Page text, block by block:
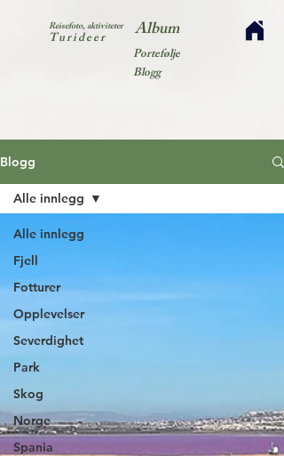
Reisefoto, aktiviteter
Turideer Album
Portefølje
Blogg
Blogg
Alle innlegg
Fjell
Fotturer
Opplevelser
Severdighet
Park
Skog
Norge
Spania
Alle innlegg